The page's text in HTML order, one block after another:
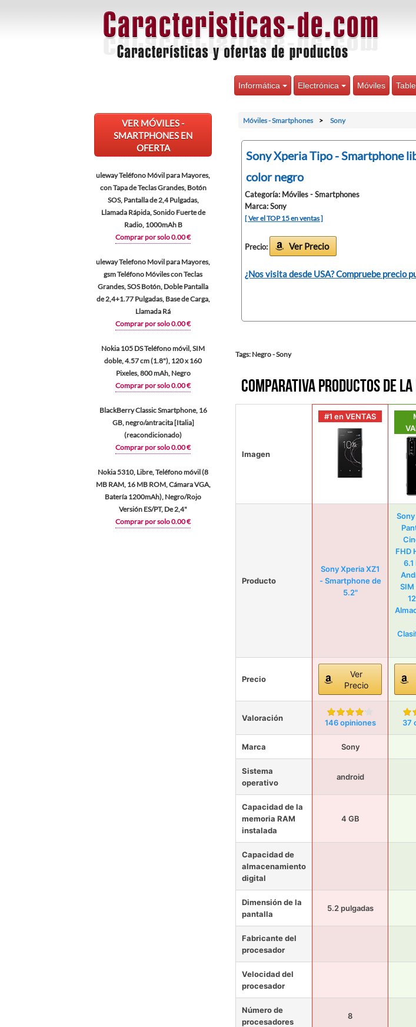
Informática Electrónica Móviles
VER MÓVILES -
SMARTPHONES EN
OFERTA
uleway Teléfono Móvil para Mayores,
con Tapa de Teclas Grandes, Botón
SOS, Pantalla de 2,4 Pulgadas,
Llamada Rápida, Sonido Fuerte de
Radio, 1000mAh B
Comprar por solo 0.00 €
uleway Telefono Movil para Mayores,
gsm Teléfono Móviles con Teclas
Grandes, SOS Botón, Doble Pantalla
de 2,4+1.77 Pulgadas, Base de Carga,
Llamada Rá
Comprar por solo 0.00 €
Nokia 105 DS Teléfono móvil, SIM
doble, 4.57 cm (1.8"), 120 x 160
Pixeles, 800 mAh, Negro
Comprar por solo 0.00 €
BlackBerry Classic Smartphone, 16
GB, negro/antracita [Italia]
(reacondicionado)
Comprar por solo 0.00 €
Nokia 5310, Libre, Teléfono móvil (8
MB RAM, 16 MB ROM, Cámara VGA,
Batería 1200mAh), Negro/Rojo
Versión ES/PT, De 2,4"
Comprar por solo 0.00 €
Móviles - Smartphones Sony
Sony Xperia Tipo - Smartphone
color negro
Categoría: Móviles - Smartphones
Marca: Sony
[ Ver el TOP 15 en ventas ]
Precio: Ver Precio
¿Nos visita desde USA? Compruebe precio
Tags: Negro - Sony
Comparativa productos de la
Imagen
#1 en VENTAS
Producto
Sony Xperia XZ1
- Smartphone de
5.2"
FHD
6.1
SIM
Precio
Ver
Precio
Valoración 146 opiniones 37
Marca Sony
Sistema
operativo
android
Capacidad de la
memoria RAM
instalada
4 GB
Capacidad de
almacenamiento
digital
Dimensión de la
pantalla
5.2 pulgadas
Fabricante del
procesador
Velocidad del
procesador
Número de
procesadores
8